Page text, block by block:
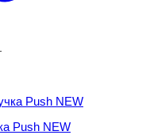
Push NEW
Push NEW